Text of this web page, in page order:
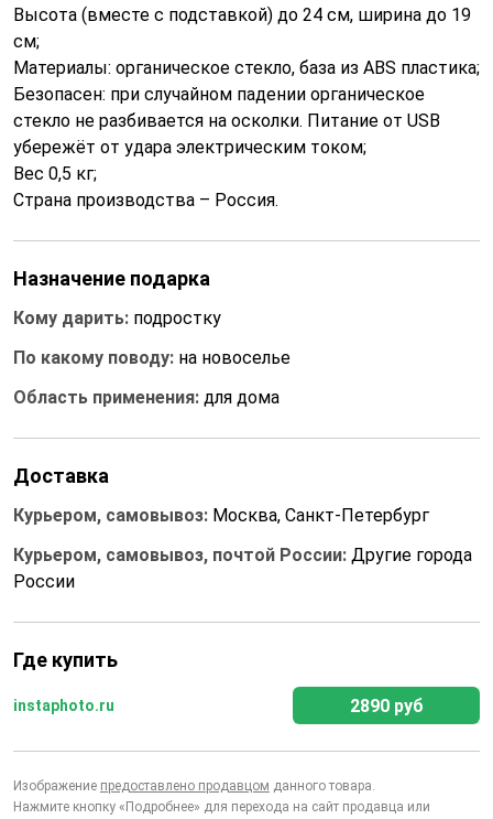
Высота (вместе с подставкой) до 24 см, ширина до 19
см;
Материалы: органическое стекло, база из ABS пластика;
Безопасен: при случайном падении органическое
стекло не разбивается на осколки. Питание от USB
убережёт от удара электрическим током;
Вес 0,5 кг;
Страна производства – Россия.
Назначение подарка
Кому дарить: подростку
По какому поводу: на новоселье
Область применения: для дома
Доставка
Курьером, самовывоз: Москва, Санкт-Петербург
Курьером, самовывоз, почтой России: Другие города
России
Где купить
instaphoto.ru 2890 руб
Изображение предоставлено продавцом данного товара.
Нажмите кнопку «Подробнее» для перехода на сайт продавца или